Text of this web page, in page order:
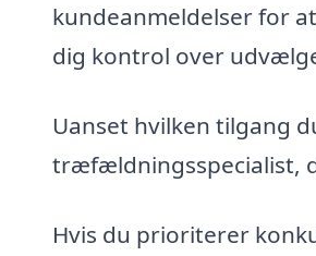
kundeanmeldelser for
dig kontrol over
Uanset hvilken tilgang
træfældningsspecialist,
Hvis du prioriterer